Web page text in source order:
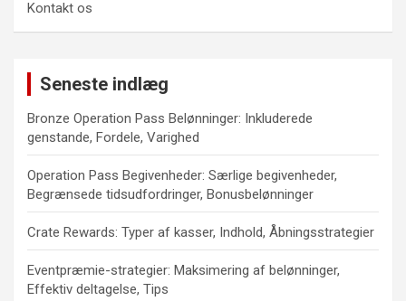
Kontakt os
Seneste indlæg
Bronze Operation Pass Belønninger: Inkluderede
genstande, Fordele, Varighed
Operation Pass Begivenheder: Særlige begivenheder,
Begrænsede tidsudfordringer, Bonusbelønninger
Crate Rewards: Typer af kasser, Indhold, Åbningsstrategier
Eventpræmie-strategier: Maksimering af belønninger,
Effektiv deltagelse, Tips